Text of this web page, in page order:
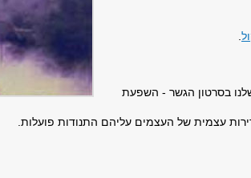
בסרטון הגשר - השפעת
עצמית של העצמים עליהם התנודות פועלות.